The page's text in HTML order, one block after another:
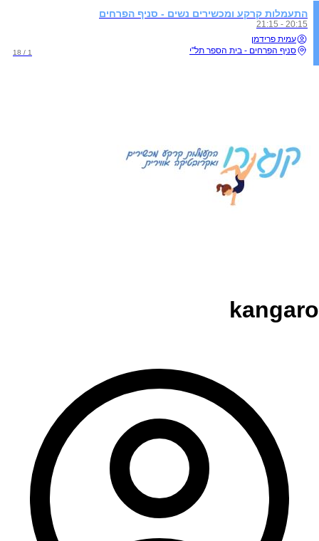
התעמלות קרקע ומכשירים נשים - סניף הפרחים
20:15 - 21:15
עמית פרידמן
סניף הפרחים - בית הספר תל"י
1 / 18
kangaro